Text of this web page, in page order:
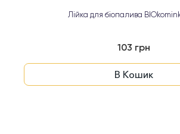
Лійка для біопалива
103 грн
В Кошик